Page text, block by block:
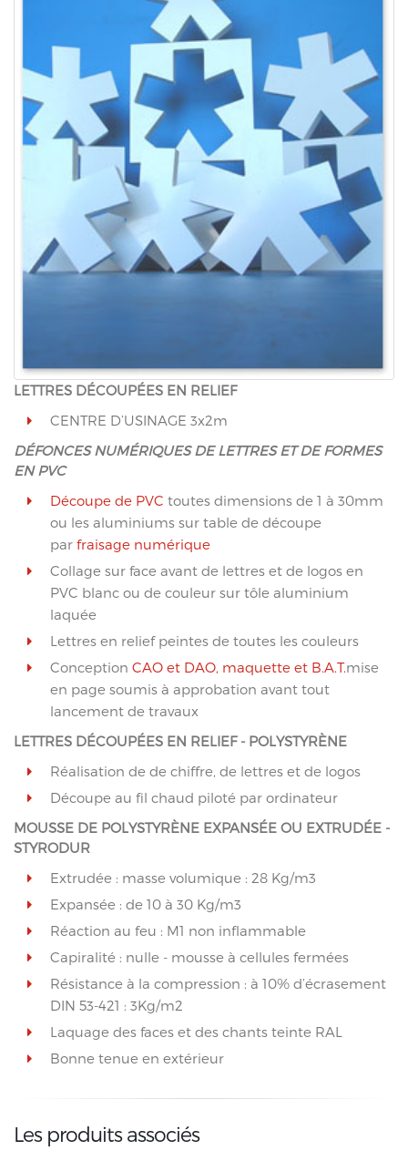
LETTRES DÉCOUPÉES EN RELIEF
CENTRE D’USINAGE 3x2m
DÉFONCES NUMÉRIQUES DE LETTRES ET DE FORMES
EN PVC
Découpe de PVC toutes dimensions de 1 à 30mm
ou les aluminiums sur table de découpe
par fraisage numérique
Collage sur face avant de lettres et de logos en
PVC blanc ou de couleur sur tôle aluminium
laquée
Lettres en relief peintes de toutes les couleurs
Conception CAO et DAO, maquette et B.A.T.mise
en page soumis à approbation avant tout
lancement de travaux
LETTRES DÉCOUPÉES EN RELIEF - POLYSTYRÈNE
Réalisation de de chiffre, de lettres et de logos
Découpe au fil chaud piloté par ordinateur
MOUSSE DE POLYSTYRÈNE EXPANSÉE OU EXTRUDÉE -
STYRODUR
Extrudée : masse volumique : 28 Kg/m3
Expansée : de 10 à 30 Kg/m3
Réaction au feu : M1 non inflammable
Capiralité : nulle - mousse à cellules fermées
Résistance à la compression : à 10% d’écrasement
DIN 53-421 : 3Kg/m2
Laquage des faces et des chants teinte RAL
Bonne tenue en extérieur
Les produits associés